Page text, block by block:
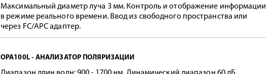
Максимальный диаметр луча 3 мм. Контроль и отображение информации
в режиме реального времени. Ввод из свободного пространства или
через FC/APC адаптер.
OPA100L - АНАЛИЗАТОР ПОЛЯРИЗАЦИИ